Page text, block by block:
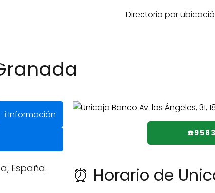
Directorio por
ℹ️ Información
España.
⏰ Horario de